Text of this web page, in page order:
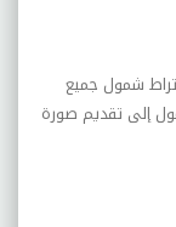
شمول جميع
إلى تقديم صورة